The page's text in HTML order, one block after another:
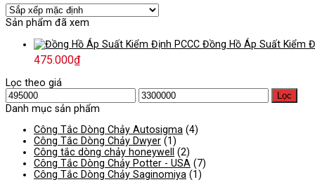
Sản phẩm đã xem
Đồng Hồ Áp Suất Kiểm
475.000₫
Lọc theo giá
Giá
tối
thiểu
Giá
tối
Lọc
Danh mục sản phẩm
Công Tắc Dòng Chảy Autosigma (4)
Công Tắc Dòng Chảy Dwyer (1)
Công tắc dòng chảy honeywell
(2)
Công Tắc Dòng Chảy Potter - USA (7)
Công Tắc Dòng Chảy Saginomiya (1)